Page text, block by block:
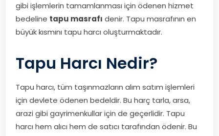
gibi işlemlerin tamamlanması için ödenen hizmet
bedeline tapu masrafı denir. Tapu masrafının en
büyük kısmını tapu harcı oluşturmaktadır.
Tapu Harcı Nedir?
Tapu harcı, tüm taşınmazların alım satım işlemleri
için devlete ödenen bedeldir. Bu harç tarla, arsa,
arazi gibi gayrimenkullariçin de geçerlidir. Tapu
harcı hem alıcı hem de satıcı tarafından ödenir. Bu